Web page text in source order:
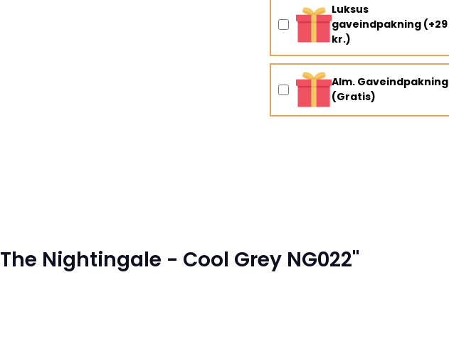
Luksus
gaveindpakning (+29
kr.)
Alm. Gaveindpakning
(Gratis)
Nightingale - Cool Grey NG022"